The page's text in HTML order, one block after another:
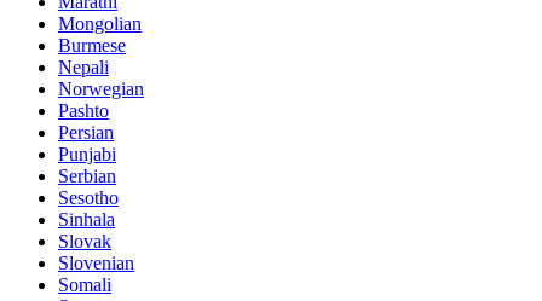
Mongolian
Burmese
Nepali
Norwegian
Pashto
Persian
Punjabi
Serbian
Sesotho
Sinhala
Slovak
Slovenian
Somali